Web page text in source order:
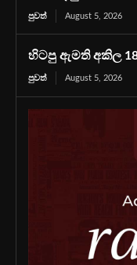
පුවත් August 5, 2026
හිටපු ඇමති අකිල
පුවත් August 5, 2026